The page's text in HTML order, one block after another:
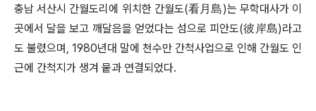
충남 서산시 간월도리에 위치한 간월도(看月島)는 무학대사가 이
곳에서 달을 보고 깨달음을 얻었다는 섬으로 피안도(彼岸島)라고
도 불렸으며, 1980년대 말에 천수만 간척사업으로 인해 간월도 인
근에 간척지가 생겨 뭍과 연결되었다.